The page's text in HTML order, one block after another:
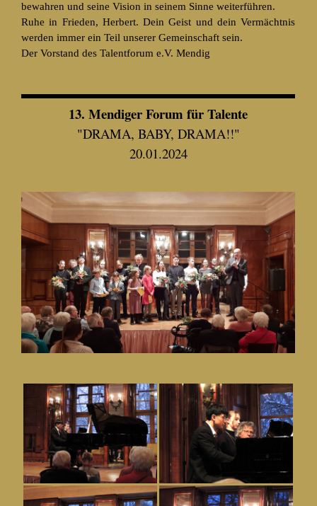
bewahren und seine Vision in seinem Sinne weiterführen.
Ruhe in Frieden, Herbert. Dein Geist und dein Vermächtnis
werden immer ein Teil unserer Gemeinschaft sein.
Der Vorstand des Talentforum e.V. Mendig
13. Mendiger Forum für Talente
"DRAMA, BABY, DRAMA!!"
20.01.2024